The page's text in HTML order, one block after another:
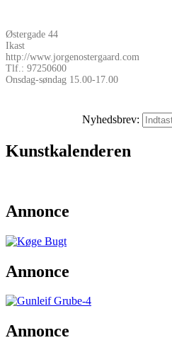
Østergade 44
Ikast
http://www.jorgenostergaard.com
Tlf.: 97250600
Onsdag-søndag 15.00-17.00
Nyhedsbrev:
Kunstkalenderen
Annonce
Annonce
Annonce